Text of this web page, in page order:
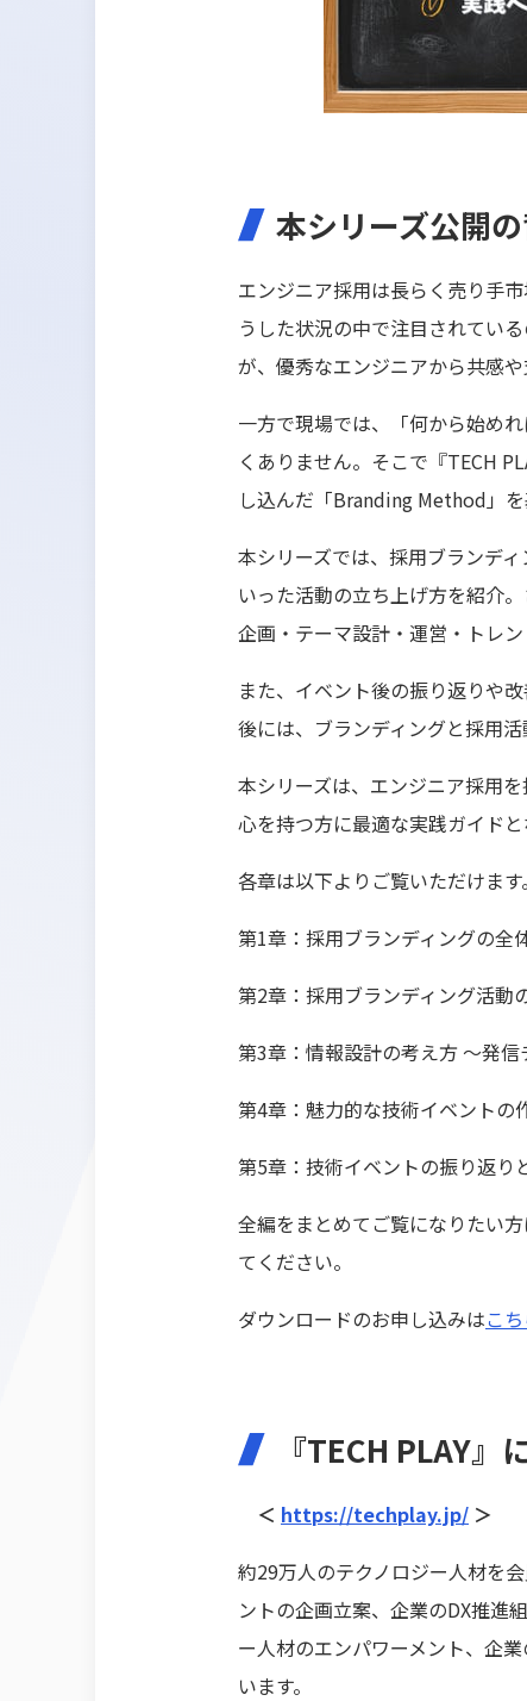
本シリーズ公開
エンジニア採用は長らく売り手
うした状況の中で注目されてい
が、優秀なエンジニアから共感
一方で現場では、「何から始め
くありません。そこで『TECH
し込んだ「Branding Method」
本シリーズでは、採用ブランデ
いった活動の立ち上げ方を紹介
企画・テーマ設計・運営・トレ
また、イベント後の振り返りや
後には、ブランディングと採用
本シリーズは、エンジニア採用
心を持つ方に最適な実践ガイドと
各章は以下よりご覧いただけます。
第1章：採用ブランディングの全
第2章：採用ブランディング活動
第3章：情報設計の考え方 ～発
第4章：魅力的な技術イベントの
第5章：技術イベントの振り返り
全編をまとめてご覧になりたい
てください。
ダウンロードのお申し込みはこ
『TECH PLAY』
＜ https://techplay.jp/ ＞
約29万人のテクノロジー人材を
ントの企画立案、企業のDX推進
ー人材のエンパワーメント、企
います。